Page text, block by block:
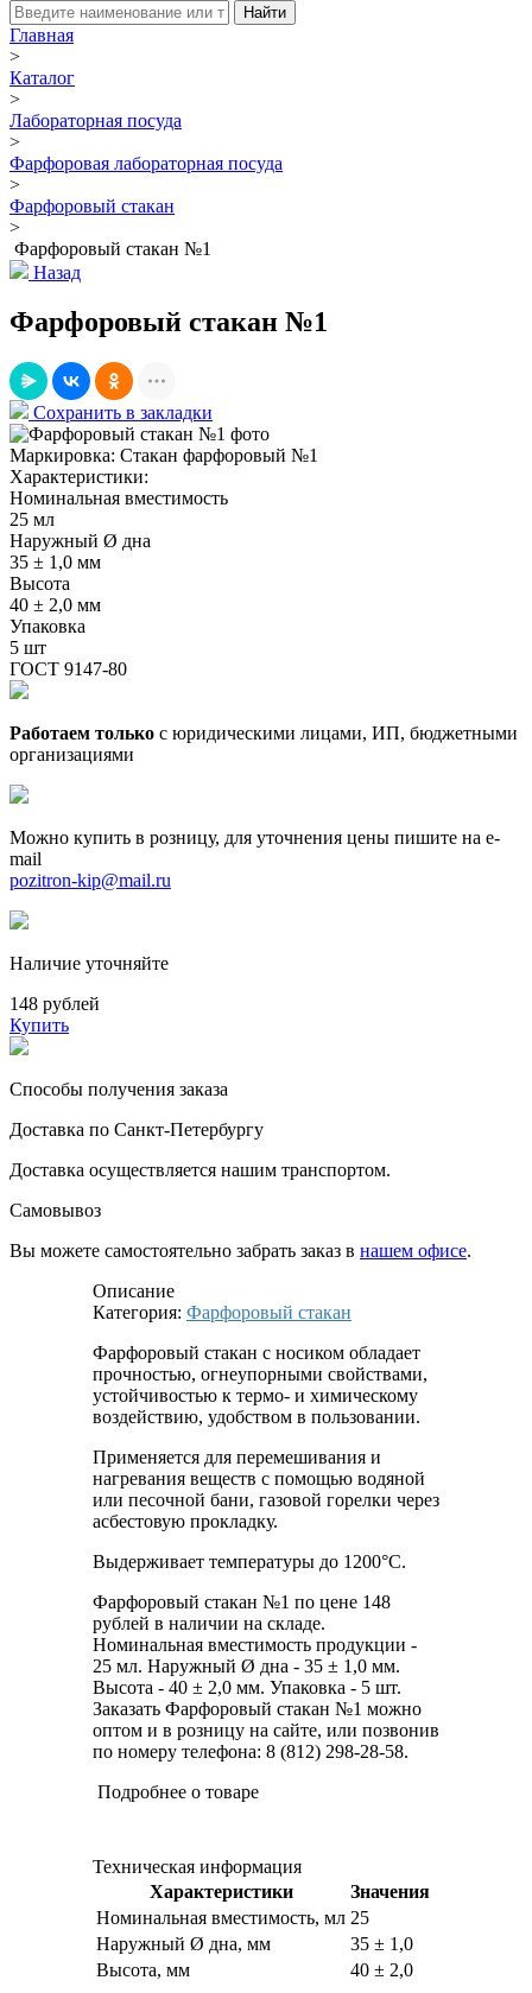
Найти
Главная
>
Каталог
>
Лабораторная посуда
>
Фарфоровая лабораторная посуда
>
Фарфоровый стакан
>
Фарфоровый стакан №1
Назад
Фарфоровый стакан №1
Сохранить в закладки
Маркировка: Стакан фарфоровый №1
Характеристики:
Номинальная вместимость
25 мл
Наружный Ø дна
35 ± 1,0 мм
Высота
40 ± 2,0 мм
Упаковка
5 шт
ГОСТ 9147-80
Работаем только с юридическими лицами, ИП, бюджетными
организациями
Можно купить в розницу, для уточнения цены пишите на e-
mail
pozitron-kip@mail.ru
Наличие уточняйте
148 рублей
Купить
Способы получения заказа
Доставка по Санкт-Петербургу
Доставка осуществляется нашим транспортом.
Самовывоз
Вы можете самостоятельно забрать заказ в нашем офисе.
Описание
Категория: Фарфоровый стакан
Фарфоровый стакан с носиком обладает
прочностью, огнеупорными свойствами,
устойчивостью к термо- и химическому
воздействию, удобством в пользовании.
Применяется для перемешивания и
нагревания веществ с помощью водяной
или песочной бани, газовой горелки через
асбестовую прокладку.
Выдерживает температуры до 1200°С.
Фарфоровый стакан №1 по цене 148
рублей в наличии на складе.
Номинальная вместимость продукции -
25 мл. Наружный Ø дна - 35 ± 1,0 мм.
Высота - 40 ± 2,0 мм. Упаковка - 5 шт.
Заказать Фарфоровый стакан №1 можно
оптом и в розницу на сайте, или позвонив
по номеру телефона: 8 (812) 298-28-58.
Подробнее о товаре
Техническая информация
Характеристики
Значения
Номинальная вместимость, мл 25
Наружный Ø дна, мм
35 ± 1,0
Высота, мм
40 ± 2,0